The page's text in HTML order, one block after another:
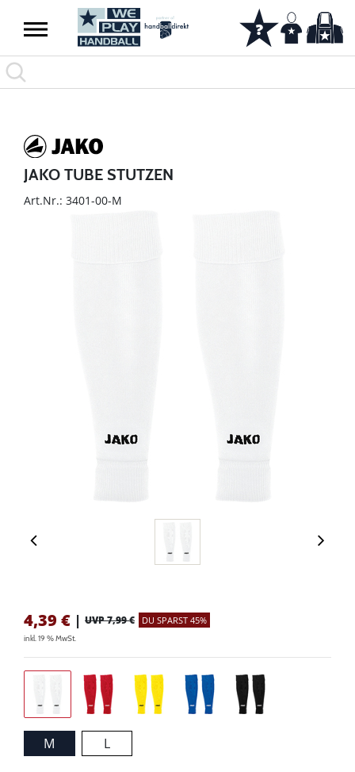
JAKO TUBE STUTZEN
Art.Nr.: 3401-00-M
4,39 € | UVP 7,99 € DU SPARST 45%
inkl. 19 % MwSt.
M L